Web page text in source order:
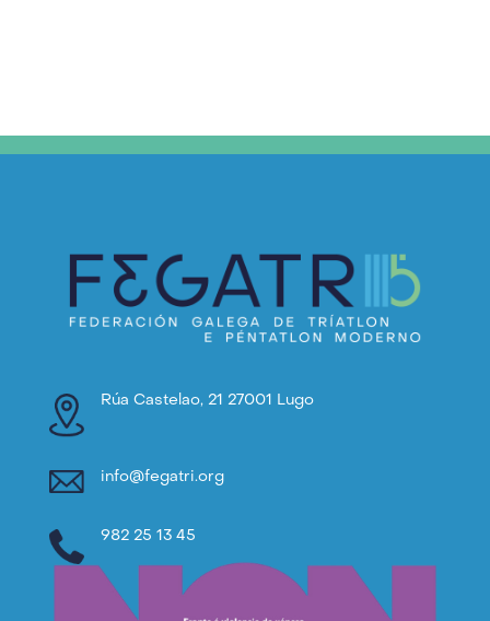
Rúa Castelao, 21 27001 Lugo
info@fegatri.org
982 25 13 45